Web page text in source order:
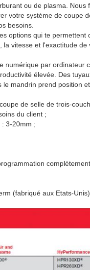
ou de plasma. Nous
votre système de coupe
besoins.
options qui te
vitesse et l'exactitude de
numérique par ordinateur
élevée. Des
mandrin prend position
de selle de trois-
du client ;
3-20mm ;
(fabriqué aux Etats-